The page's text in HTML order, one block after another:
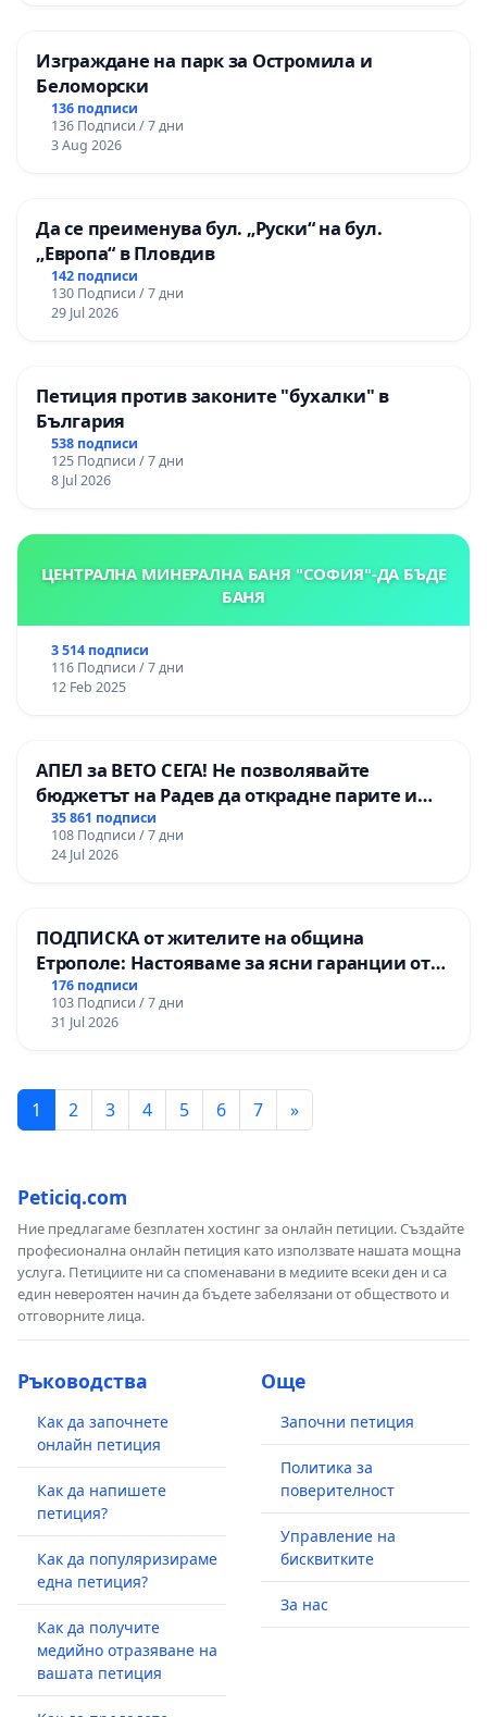
Изграждане на парк за Остромила и
Беломорски
136 подписи
136 Подписи / 7 дни
3 Aug 2026
Да се преименува бул. „Руски“ на бул.
„Европа“ в Пловдив
142 подписи
130 Подписи / 7 дни
29 Jul 2026
Петиция против законите "бухалки" в
България
538 подписи
125 Подписи / 7 дни
8 Jul 2026
ЦЕНТРАЛНА МИНЕРАЛНА БАНЯ "СОФИЯ"-ДА БЪДЕ
БАНЯ
3 514 подписи
116 Подписи / 7 дни
12 Feb 2025
АПЕЛ за ВЕТО СЕГА! Не позволявайте
бюджетът на Радев да открадне парите и
правата ни в тъмното
35 861 подписи
108 Подписи / 7 дни
24 Jul 2026
ПОДПИСКА от жителите на община
Етрополе: Настояваме за ясни гаранции от
“Елаците-МЕД” АД и от държавата, че ще се
изпълнят всички екологични норми!
176 подписи
103 Подписи / 7 дни
31 Jul 2026
1 2 3 4 5 6 7 »
Peticiq.com
Ние предлагаме безплатен хостинг за онлайн петиции. Създайте
професионална онлайн петиция като използвате нашата мощна
услуга. Петициите ни са споменавани в медиите всеки ден и са
един невероятен начин да бъдете забелязани от обществото и
отговорните лица.
Ръководства
Как да започнете
онлайн петиция
Как да напишете
петиция?
Как да популяризираме
една петиция?
Как да получите
медийно отразяване на
вашата петиция
Още
Започни петиция
Политика за
поверителност
Управление на
бисквитките
За нас